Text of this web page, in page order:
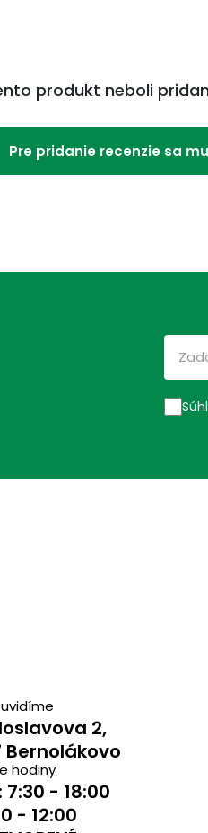
produkt neboli
Pre pridanie recenzie sa
2,
Bernolákovo
hodiny
7:30 - 18:00
- 12:00